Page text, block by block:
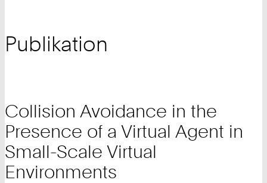
Publikation
Collision Avoidance in the
Presence of a Virtual Agent in
Small-Scale Virtual
Environments